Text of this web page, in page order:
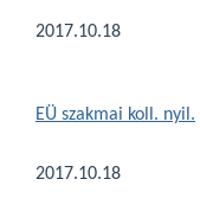
2017.10.18
EÜ szakmai koll. nyil.
2017.10.18